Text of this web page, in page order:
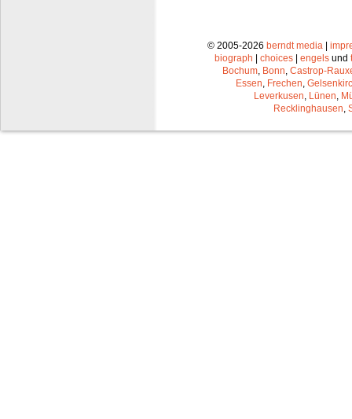
© 2005-2026 berndt media|
biograph
choices engels und
Bochum, Bonn, Castrop-
Essen, Frechen,
Leverkusen, Lünen,
Recklinghausen,